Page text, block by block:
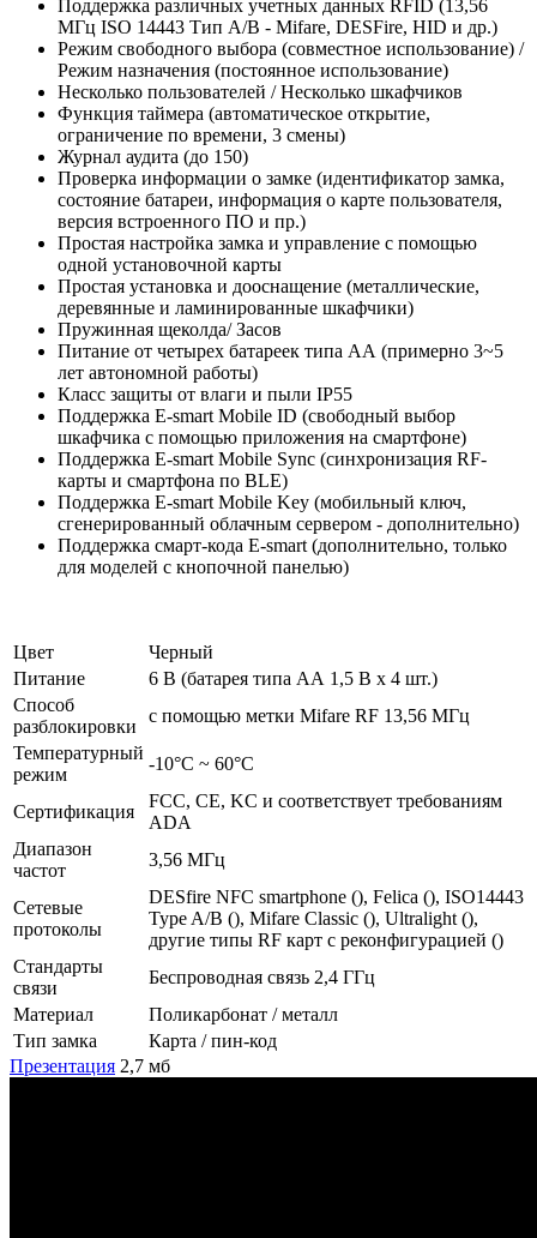
Поддержка различных учетных данных RFID (13,56
МГц ISO 14443 Тип A/B - Mifare, DESFire, HID и др.)
Режим свободного выбора (совместное использование) /
Режим назначения (постоянное использование)
Несколько пользователей / Несколько шкафчиков
Функция таймера (автоматическое открытие,
ограничение по времени, 3 смены)
Журнал аудита (до 150)
Проверка информации о замке (идентификатор замка,
состояние батареи, информация о карте пользователя,
версия встроенного ПО и пр.)
Простая настройка замка и управление с помощью
одной установочной карты
Простая установка и дооснащение (металлические,
деревянные и ламинированные шкафчики)
Пружинная щеколда/ Засов
Питание от четырех батареек типа АА (примерно 3~5
лет автономной работы)
Класс защиты от влаги и пыли IP55
Поддержка E-smart Mobile ID (свободный выбор
шкафчика с помощью приложения на смартфоне)
Поддержка E-smart Mobile Sync (синхронизация RF-
карты и смартфона по BLE)
Поддержка E-smart Mobile Key (мобильный ключ,
сгенерированный облачным сервером - дополнительно)
Поддержка смарт-кода E-smart (дополнительно, только
для моделей с кнопочной панелью)
Цвет
Черный
Питание
6 В (батарея типа АА 1,5 В х 4 шт.)
Способ
разблокировки
с помощью метки Mifare RF 13,56 МГц
Температурный
режим
-10°С ~ 60°С
Сертификация
FCC, CE, KC и соответствует требованиям
ADA
Диапазон
частот
3,56 МГц
Сетевые
протоколы
DESfire NFC smartphone (), Felica (), ISO14443
Type A/B (), Mifare Classic (), Ultralight (),
другие типы RF карт с реконфигурацией ()
Стандарты
связи
Беспроводная связь 2,4 ГГц
Материал
Поликарбонат / металл
Тип замка
Карта / пин-код
Презентация 2,7 мб